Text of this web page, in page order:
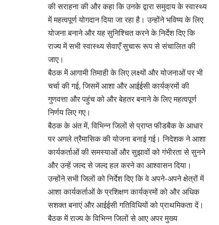
की सराहना की और कहा कि उनके द्वारा समुदाय के स्वास्थ्य
में महत्वपूर्ण योगदान दिया जा रहा है। उन्होंने भविष्य के लिए
योजना बनाने और यह सुनिश्चित करने के निर्देश दिए कि
राज्य में सभी स्वास्थ्य सेवाएँ सुचारू रूप से संचालित की
जाए।
बैठक में आगामी तिमाही के लिए लक्ष्यों और योजनाओं पर भी
चर्चा की गई, जिसमें आशा और आईईसी कार्यक्रमों की
गुणवत्ता और पहुंच को और बेहतर बनाने के लिए महत्वपूर्ण
निर्णय लिए गए।
बैठक के अंत में, विभिन्न जिलों से प्राप्त फीडबैक के आधार
पर अगले त्रैमासिक की योजना बनाई गई। निदेशक ने आशा
कार्यकर्ताओं की समस्याओं और सुझावों को गंभीरता से सुनने
और उन्हें जल्द से जल्द हल करने का आश्वासन दिया।
उन्होंने सभी जिलों को निर्देश दिए कि वे अपने-अपने क्षेत्रों में
आशा कार्यकर्ताओं के प्रशिक्षण कार्यक्रमों को और अधिक
सशक्त बनाएं और आईईसी गतिविधियों को प्राथमिकता दें।
बैठक में राज्य के विभिन्न जिलों से आए अपर मुख्य